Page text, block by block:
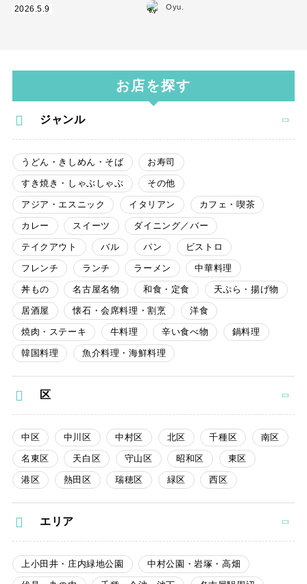
2026.5.9 Oyu.
お店を探す
ジャンル
うどん・きしめん・そば お寿司
すき焼き・しゃぶしゃぶ その他
アジア・エスニック イタリアン カフェ・喫茶
カレー スイーツ ダイニング／バー
テイクアウト バル パン ビストロ
フレンチ ランチ ラーメン 中華料理
丼もの 名古屋名物 和食・定食 天ぷら・揚げ物
居酒屋 懐石・会席料理・割烹 洋食
焼肉・ステーキ 牛料理 辛い食べ物 鍋料理
韓国料理 魚介料理・海鮮料理
区
中区 中川区 中村区 北区 千種区 南区
名東区 天白区 守山区 昭和区 東区
港区 熱田区 瑞穂区 緑区 西区
エリア
上小田井・庄内緑地公園 中村公園・岩塚・高畑